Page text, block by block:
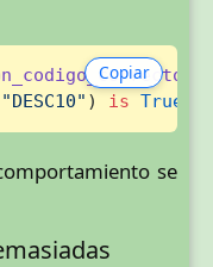
Copiar
"DESC10" ) is True
se